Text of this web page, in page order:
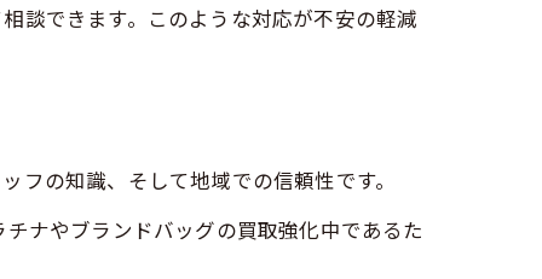
談できます。このような対応が不安の軽減
の知識、そして地域での信頼性です。
ナやブランドバッグの買取強化中であるた